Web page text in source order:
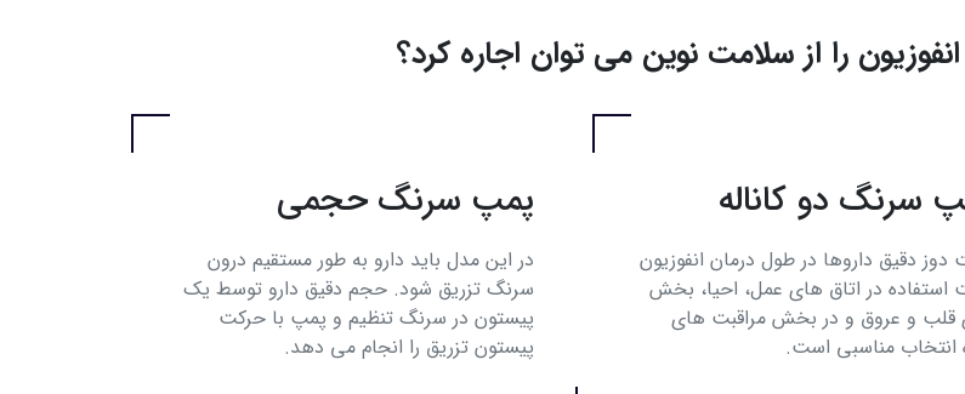
را از سلامت نوین می‌ توان اجاره کرد؟
سرنگ دو کاناله
دقیق داروها در طول درمان انفوزیون
در اتاق های عمل، احیا، بخش
قلب و عروق و در بخش مراقبت های
انتخاب مناسبی است.
پمپ سرنگ حجمی
در این مدل باید دارو به طور مستقیم درون
سرنگ تزریق شود. حجم دقیق دارو توسط یک
پیستون در سرنگ تنظیم و پمپ با حرکت
پیستون تزریق را انجام می دهد.